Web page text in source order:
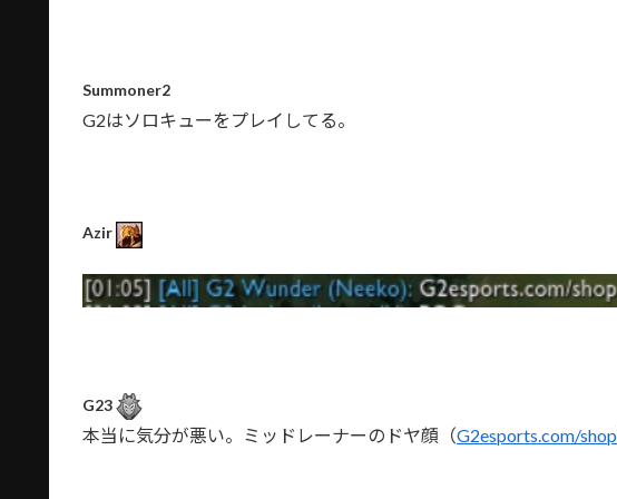
Summoner2
G2はソロキューをプレイしてる。
Azir
G23
本当に気分が悪い。ミッドレーナーのドヤ顔（G2esports.com/shop